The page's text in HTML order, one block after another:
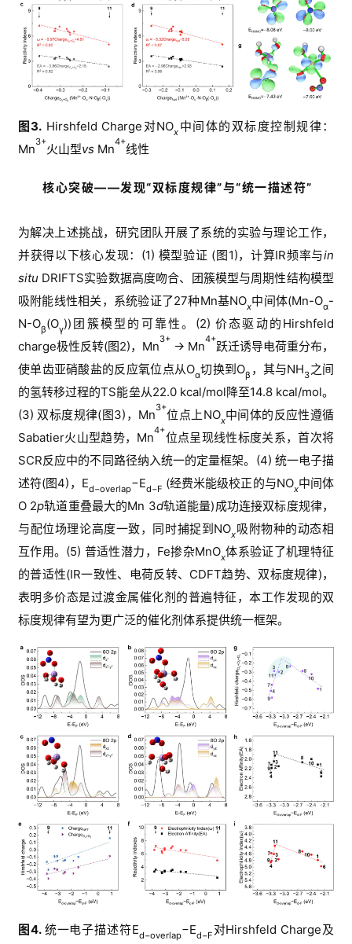
首
页
计
干
货
V
A
S
视
频
教
程
视
频
教
程
V
P
图3. Hirshfeld Charge 对NOx 中间体的 双标度控制规律：
Mn3+火山型vs Mn4+线性
核心突破——发现“双标度规律”与“统一描述符”
为解决上述挑战，研究团队开展了系统的实验与理论工作，
并获得以下核心发现： (1) 模型验证 (图1)， 计算IR频率与in
situ DRIFTS实验数据高度吻合、团簇模型与周期性结构模型
吸附能线性相关， 系统验证了27种Mn基NOx中间体(Mn-Oα-
N-Oβ(Oγ)) 团 簇模型的可靠性。 (2) 价态驱动的 Hirshfeld
charge极性反转(图2)， Mn3+ → Mn4+跃迁诱导电荷重分布，
使单齿亚硝酸盐的反应氧位点从Oα切换到Oβ ， 其与NH3之间
的氢转移过程的TS能垒从22.0 kcal/mol降至14.8 kcal/mol。
(3) 双标度规律(图3) ， Mn3+位点上NOx中间体的反应性遵循
Sabatier火山型趋势， Mn4+位点呈现线性标度关系，首次将
SCR反应中的不同路径纳入统一的定量框架。 (4) 统一电子描
述符(图4) ， Ed−overlap−Ed−F (经费米能级校正的与NOx中间体
O 2p轨道重叠最大的Mn 3d轨道能量)成功连接双标度规律，
与配位场理论高度一致，同时捕捉到NOx吸附物种的动态相
互作用。 (5) 普适性潜力， Fe掺杂MnOx体系验证了机理特征
的普适性(IR一致性、电荷反转、 CDFT趋势、双标度规律)，
表明多价态是过渡金属催化剂的普遍特征，本工作发现的双
标度规律有望为更广泛的催化剂体系提供统一框架。
图4. 统一电子描述符Ed−overlap−Ed−F 对Hirshfeld Charge及